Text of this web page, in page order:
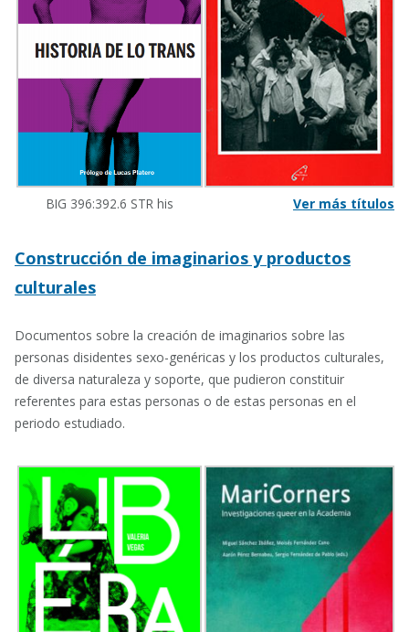
BIG 396:392.6 STR his Ver más títulos
Construcción de imaginarios y productos
culturales
Documentos sobre la creación de imaginarios sobre las
personas disidentes sexo-genéricas y los productos culturales,
de diversa naturaleza y soporte, que pudieron constituir
referentes para estas personas o de estas personas en el
periodo estudiado.